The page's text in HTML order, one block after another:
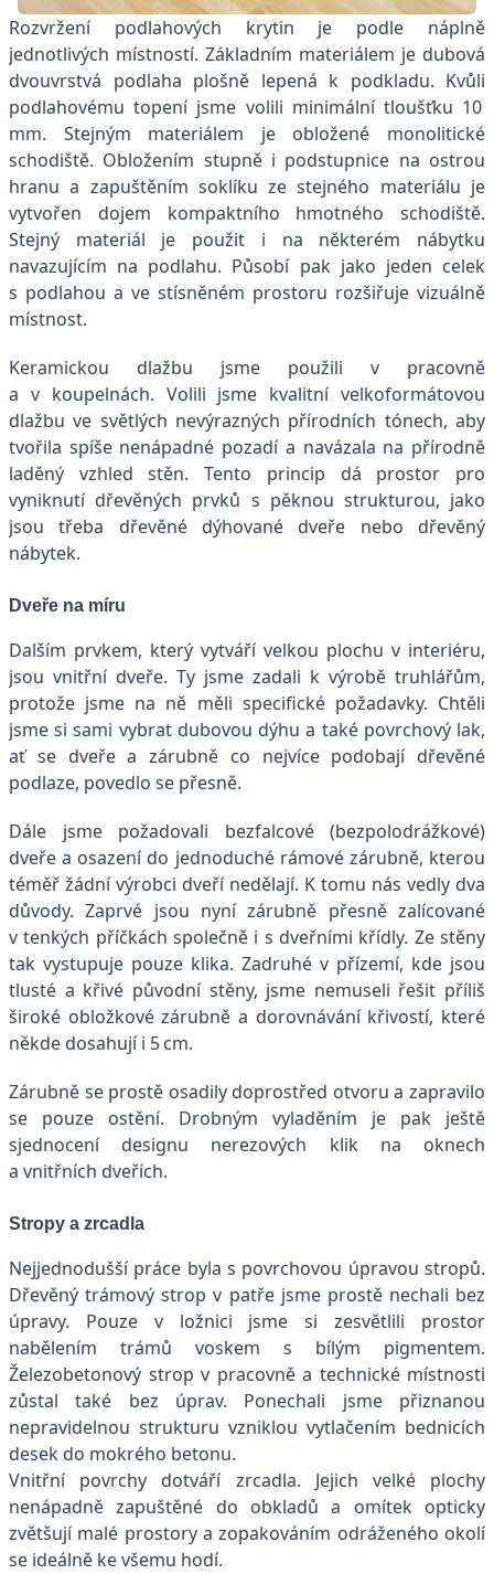
Rozvržení podlahových krytin je podle náplně
jednotlivých místností. Základním materiálem je dubová
dvouvrstvá podlaha plošně lepená k podkladu. Kvůli
podlahovému topení jsme volili minimální tloušťku 10
mm. Stejným materiálem je obložené monolitické
schodiště. Obložením stupně i podstupnice na ostrou
hranu a zapuštěním soklíku ze stejného materiálu je
vytvořen dojem kompaktního hmotného schodiště.
Stejný materiál je použit i na některém nábytku
navazujícím na podlahu. Působí pak jako jeden celek
s podlahou a ve stísněném prostoru rozšiřuje vizuálně
místnost.
Keramickou dlažbu jsme použili v pracovně
a v koupelnách. Volili jsme kvalitní velkoformátovou
dlažbu ve světlých nevýrazných přírodních tónech, aby
tvořila spíše nenápadné pozadí a navázala na přírodně
laděný vzhled stěn. Tento princip dá prostor pro
vyniknutí dřevěných prvků s pěknou strukturou, jako
jsou třeba dřevěné dýhované dveře nebo dřevěný
nábytek.
Dveře na míru
Dalším prvkem, který vytváří velkou plochu v interiéru,
jsou vnitřní dveře. Ty jsme zadali k výrobě truhlářům,
protože jsme na ně měli specifické požadavky. Chtěli
jsme si sami vybrat dubovou dýhu a také povrchový lak,
ať se dveře a zárubně co nejvíce podobají dřevěné
podlaze, povedlo se přesně.
Dále jsme požadovali bezfalcové (bezpolodrážkové)
dveře a osazení do jednoduché rámové zárubně, kterou
téměř žádní výrobci dveří nedělají. K tomu nás vedly dva
důvody. Zaprvé jsou nyní zárubně přesně zalícované
v tenkých příčkách společně i s dveřními křídly. Ze stěny
tak vystupuje pouze klika. Zadruhé v přízemí, kde jsou
tlusté a křivé původní stěny, jsme nemuseli řešit příliš
široké obložkové zárubně a dorovnávání křivostí, které
někde dosahují i 5 cm.
Zárubně se prostě osadily doprostřed otvoru a zapravilo
se pouze ostění. Drobným vyladěním je pak ještě
sjednocení designu nerezových klik na oknech
a vnitřních dveřích.
Stropy a zrcadla
Nejjednodušší práce byla s povrchovou úpravou stropů.
Dřevěný trámový strop v patře jsme prostě nechali bez
úpravy. Pouze v ložnici jsme si zesvětlili prostor
nabělením trámů voskem s bílým pigmentem.
Železobetonový strop v pracovně a technické místnosti
zůstal také bez úprav. Ponechali jsme přiznanou
nepravidelnou strukturu vzniklou vytlačením bednicích
desek do mokrého betonu.
Vnitřní povrchy dotváří zrcadla. Jejich velké plochy
nenápadně zapuštěné do obkladů a omítek opticky
zvětšují malé prostory a zopakováním odráženého okolí
se ideálně ke všemu hodí.